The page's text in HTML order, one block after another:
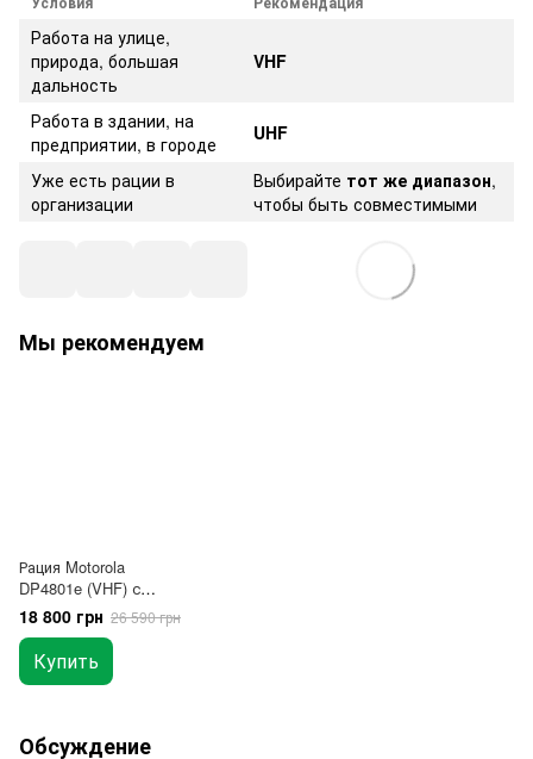
Работа на улице,
природа, большая
дальность
VHF
Работа в здании, на
предприятии, в городе
UHF
Уже есть рации в
организации
Выбирайте тот же диапазон,
чтобы быть совместимыми
Мы рекомендуем
Рация Motorola
DP4801e (VHF) с
шифрованием
(+AES256) Диапазон
(136–174 МГц)
2450mAh. Black
18 800 грн 26 590 грн
Купить
Обсуждение